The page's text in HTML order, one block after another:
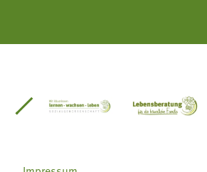
Südtirol
Gärtnervereinigung
Sozialgenossenschaft